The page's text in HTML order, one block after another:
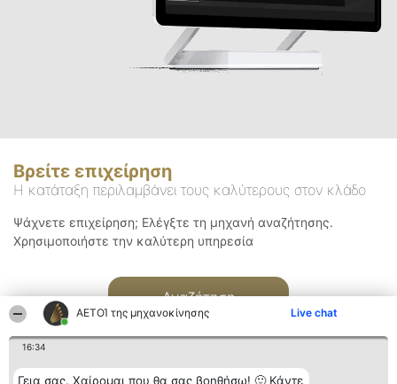
ΑΕΤΟΊ της μηχανοκίνησης Live chat
16:34
Γεια σας. Χαίρομαι που θα σας βοηθήσω! 🙂 Κάντε
Βρείτε επιχείρηση
Η κατάταξη περιλαμβάνει τους καλύτερους στον κλάδο
Ψάχνετε επιχείρηση; Ελέγξτε τη μηχανή αναζήτησης.
Χρησιμοποιήστε την καλύτερη υπηρεσία
Αναζήτηση